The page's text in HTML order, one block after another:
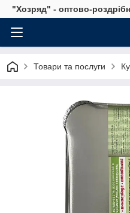
"Хозряд" - оптово-
Товари та послуги